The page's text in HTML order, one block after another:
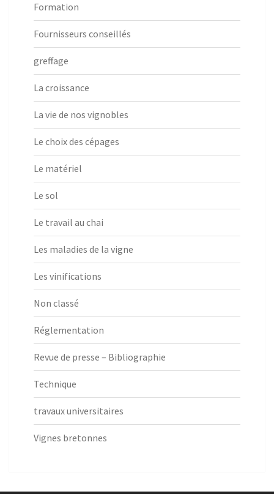
Formation
Fournisseurs conseillés
greffage
La croissance
La vie de nos vignobles
Le choix des cépages
Le matériel
Le sol
Le travail au chai
Les maladies de la vigne
Les vinifications
Non classé
Réglementation
Revue de presse – Bibliographie
Technique
travaux universitaires
Vignes bretonnes